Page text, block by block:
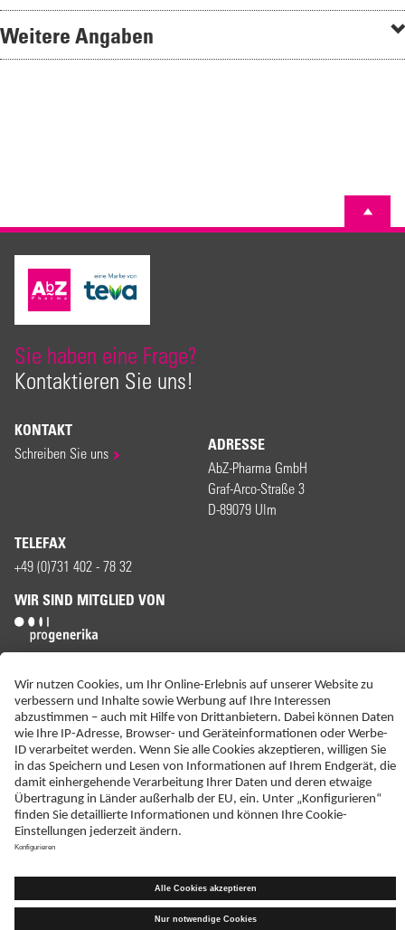
Weitere Angaben
Sie haben eine Frage?
Kontaktieren Sie uns!
KONTAKT
Schreiben Sie uns ADRESSE
AbZ-Pharma GmbH
Graf-Arco-Straße 3
D-89079 Ulm
TELEFAX
+49 (0)731 402 - 78 32
WIR SIND MITGLIED VON
ERKLÄRUNG ZUR BARRIEREFREIHEIT
IMPRESSUM
KONTAKT
NEBENWIRKUNGSANZEIGEN
LIEFER-AGB